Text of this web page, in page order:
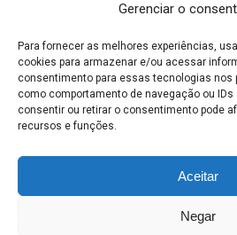
Gerenciar o
Para fornecer as melhores experiências,
cookies para armazenar e/ou acessar
consentimento para essas tecnologias nos
como comportamento de navegação ou
consentir ou retirar o consentimento pode
recursos e funções.
Aceitar
Negar
MAPA DO SITE
SEDE DO ADMINISTRATIVO